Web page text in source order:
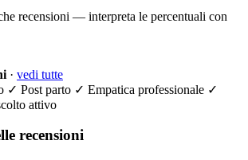
recensioni — interpreta le percentuali con
· vedi tutte
✓ Post parto ✓ Empatica professionale ✓
attivo
recensioni